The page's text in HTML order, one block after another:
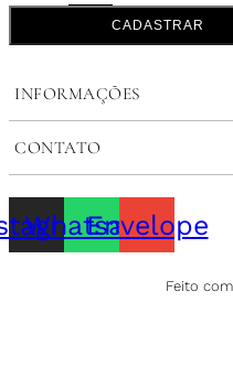
CADASTRAR
INFORMAÇÕES
CONTATO
Whatsapp
Envelope
Feito